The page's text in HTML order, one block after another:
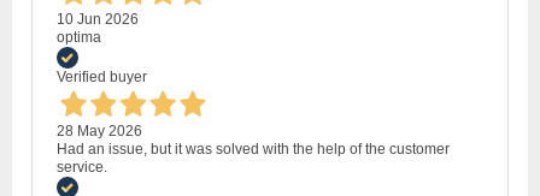
10 Jun 2026
optima
Verified buyer
28 May 2026
Had an issue, but it was solved with the help of the customer
service.